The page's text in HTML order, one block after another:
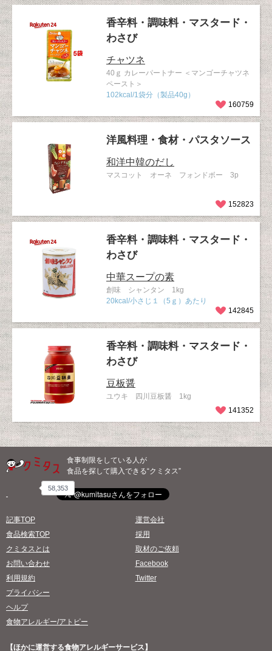
香辛料・調味料・マスタード・
わさび
チャツネ
40ｇ カレーパートナー ＜マンゴーチャツネ
ペースト＞
102kcal/1袋分（製品40g）
160759
洋風料理・食材・パスタソース
和洋中韓のだし
マスコット オーネ フォンドボー 3p
152823
香辛料・調味料・マスタード・
わさび
中華スープの素
創味 シャンタン 1kg
20kcal/小さじ１（5ｇ）あたり
142845
香辛料・調味料・マスタード・
わさび
豆板醤
ユウキ 四川豆板醤 1kg
141352
食事制限をしている人が
食品を探して購入できる“クミタス”
58,353
記事TOP
食品検索TOP
クミタスとは
お問い合わせ
利用規約
プライバシー
ヘルプ
食物アレルギー/アトピー
運営会社
採用
取材のご依頼
Facebook
Twitter
【ほかに運営する食物アレルギーサービス】